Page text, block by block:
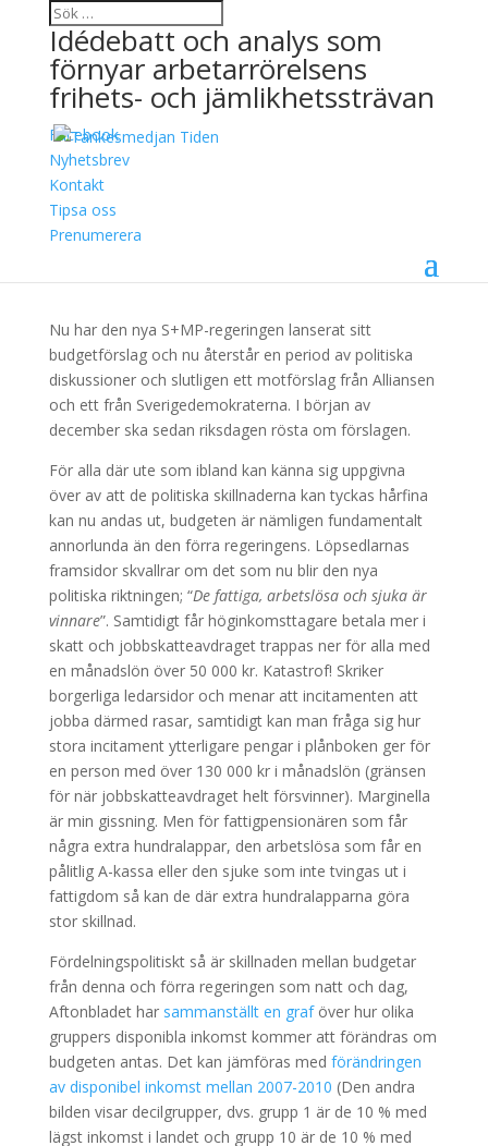
Idédebatt och analys som
förnyar arbetarrörelsens
frihets- och jämlikhetssträvan
Facebook
Nyhetsbrev
Kontakt
Tipsa oss
Prenumerera
Nu börjar vinterns
”chicken race” mot
Sverigedemokraterna
Nu har den nya S+MP-regeringen lanserat sitt
budgetförslag och nu återstår en period av politiska
diskussioner och slutligen ett motförslag från Alliansen
och ett från Sverigedemokraterna. I början av
december ska sedan riksdagen rösta om förslagen.
För alla där ute som ibland kan känna sig uppgivna
över av att de politiska skillnaderna kan tyckas hårfina
kan nu andas ut, budgeten är nämligen fundamentalt
annorlunda än den förra regeringens. Löpsedlarnas
framsidor skvallrar om det som nu blir den nya
politiska riktningen; “De fattiga, arbetslösa och sjuka är
vinnare”. Samtidigt får höginkomsttagare betala mer i
skatt och jobbskatteavdraget trappas ner för alla med
en månadslön över 50 000 kr. Katastrof! Skriker
borgerliga ledarsidor och menar att incitamenten att
jobba därmed rasar, samtidigt kan man fråga sig hur
stora incitament ytterligare pengar i plånboken ger för
en person med över 130 000 kr i månadslön (gränsen
för när jobbskatteavdraget helt försvinner). Marginella
är min gissning. Men för fattigpensionären som får
några extra hundralappar, den arbetslösa som får en
pålitlig A-kassa eller den sjuke som inte tvingas ut i
fattigdom så kan de där extra hundralapparna göra
stor skillnad.
Fördelningspolitiskt så är skillnaden mellan budgetar
från denna och förra regeringen som natt och dag,
Aftonbladet har sammanställt en graföver hur olika
gruppers disponibla inkomst kommer att förändras om
budgeten antas. Det kan jämföras med förändringen
av disponibel inkomst mellan 2007-2010 (Den andra
bilden visar decilgrupper, dvs. grupp 1 är de 10 % med
lägst inkomst i landet och grupp 10 är de 10 % med